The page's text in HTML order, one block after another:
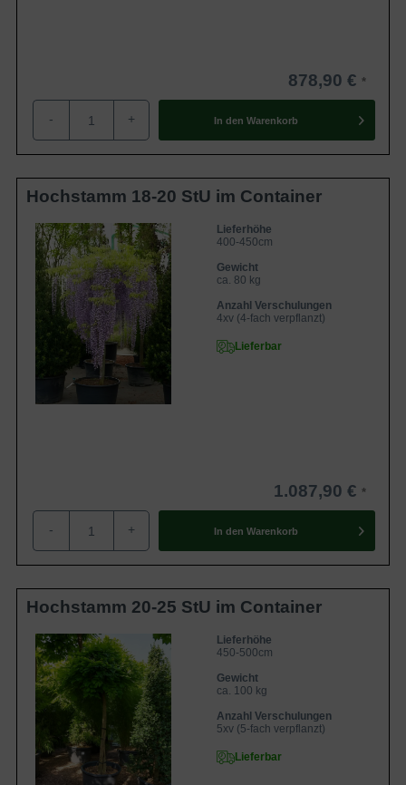
878,90 €
- + In den Warenkorb
Hochstamm 18-20 StU im Container
Lieferhöhe
400-450cm
Gewicht
ca. 80 kg
Anzahl Verschulungen
4xv (4-fach verpflanzt)
Lieferbar
1.087,90 €
- + In den Warenkorb
Hochstamm 20-25 StU im Container
Lieferhöhe
450-500cm
Gewicht
ca. 100 kg
Anzahl Verschulungen
5xv (5-fach verpflanzt)
Lieferbar